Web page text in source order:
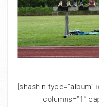
[shashin type=”album”
columns=”1″